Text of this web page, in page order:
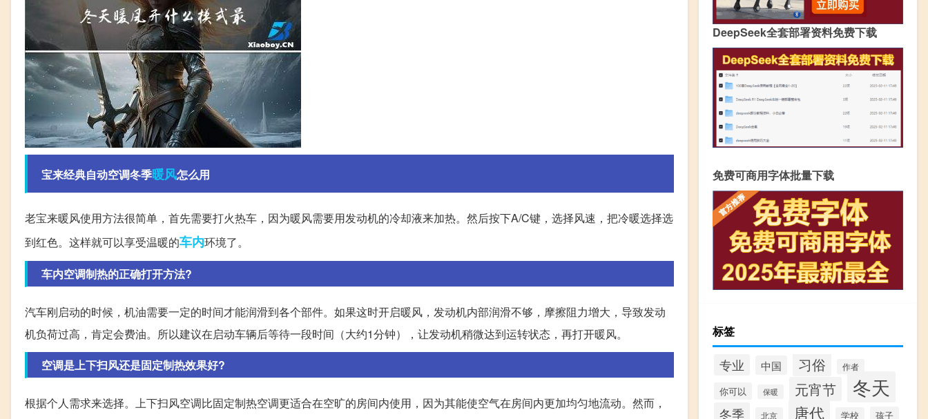
宝来经典自动空调冬季暖风怎么用
老宝来暖风使用方法很简单，首先需要打火热车，因为暖风需要用发动机的冷却液来加热。然后按下A/C键，选择风速，把冷暖选择选
到红色。这样就可以享受温暖的车内环境了。
车内空调制热的正确打开方法?
汽车刚启动的时候，机油需要一定的时间才能润滑到各个部件。如果这时开启暖风，发动机内部润滑不够，摩擦阻力增大，导致发动
机负荷过高，肯定会费油。所以建议在启动车辆后等待一段时间（大约1分钟），让发动机稍微达到运转状态，再打开暖风。
空调是上下扫风还是固定制热效果好?
根据个人需求来选择。上下扫风空调比固定制热空调更适合在空旷的房间内使用，因为其能使空气在房间内更加均匀地流动。然而，
DeepSeek全套部署资料免费下载
免费可商用字体批量下载
标签
专业 中国 习俗 作者
你可以 保暖 元宵节 冬天
冬季 北京 唐代 学校 孩子